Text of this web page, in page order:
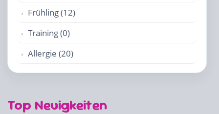
Frühling (12)
Training (0)
Allergie (20)
Top Neuigkeiten